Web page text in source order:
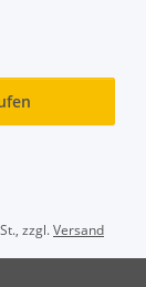
zzgl.Versand